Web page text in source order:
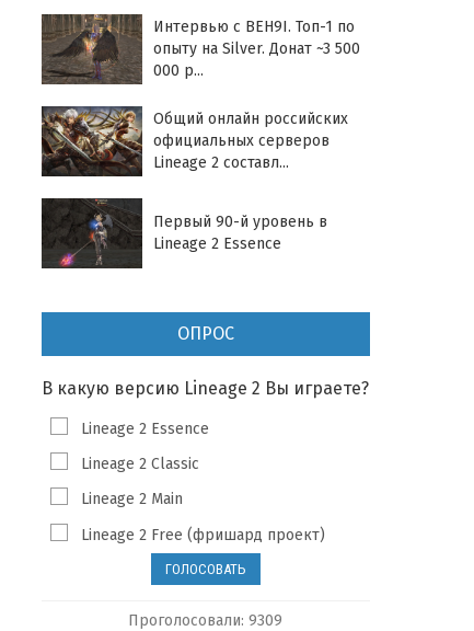
Интервью с BEH9I. Топ-1 по
опыту на Silver. Донат ~3 500
000 р...
Общий онлайн российских
официальных серверов
Lineage 2 составл...
Первый 90-й уровень в
Lineage 2 Essence
ОПРОС
В какую версию Lineage 2 Вы играете?
Lineage 2 Essence
Lineage 2 Classic
Lineage 2 Main
Lineage 2 Free (фришард проект)
Проголосовали: 9309